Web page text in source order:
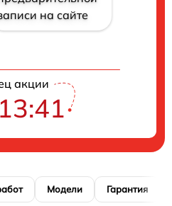
на сайте
акции
Модели Гарантия